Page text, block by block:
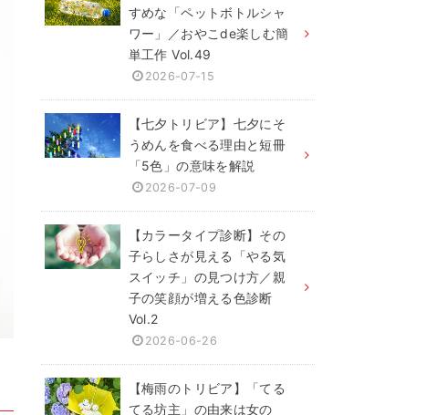
すめな「ペットボトルシャ
ワー」／おやこde楽しむ簡
単工作 Vol.49
2026-07-15
【七夕トリビア】七夕にそ
うめんを食べる理由と短冊
「5色」の意味を解説
2026-07-09
【カラータイプ診断】その
子らしさが見える「やる気
スイッチ」の見つけ方／親
子の笑顔が増える色診断
Vol.2
2026-06-26
【梅雨のトリビア】「てる
てる坊主」の由来は女の